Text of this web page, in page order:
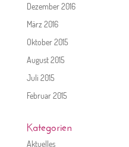
Dezember 2016
März 2016
Oktober 2015
August 2015
Juli 2015
Februar 2015
Kategorien
Aktuelles